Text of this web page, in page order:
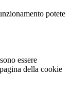
potete
essere
della cookie